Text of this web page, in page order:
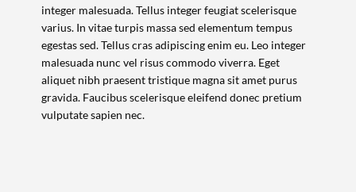
Termo de Pesquisa
integer malesuada. Tellus integer feugiat scelerisque
varius. In vitae turpis massa sed elementum tempus
egestas sed. Tellus cras adipiscing enim eu. Leo integer
malesuada nunc vel risus commodo viverra. Eget
aliquet nibh praesent tristique magna sit amet purus
gravida. Faucibus scelerisque eleifend donec pretium
vulputate sapien nec.